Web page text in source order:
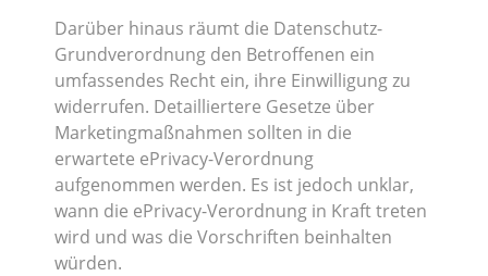
Darüber hinaus räumt die Datenschutz-
Grundverordnung den Betroffenen ein
umfassendes Recht ein, ihre Einwilligung zu
widerrufen. Detailliertere Gesetze über
Marketingmaßnahmen sollten in die
erwartete ePrivacy-Verordnung
aufgenommen werden. Es ist jedoch unklar,
wann die ePrivacy-Verordnung in Kraft treten
wird und was die Vorschriften beinhalten
würden.